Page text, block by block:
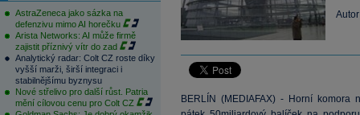
AstraZeneca jako sázka na
defenzivu mimo AI horečku
Arista Networks: AI může firmě
zajistit příznivý vítr do zad
Analytický radar: Colt CZ roste díky
vyšší marži, širší integraci i
stabilnějšímu byznysu
Nové střelivo pro další růst. Patria
mění cílovou cenu pro Colt CZ
BERLÍN (MEDIAFAX) - Horní komora